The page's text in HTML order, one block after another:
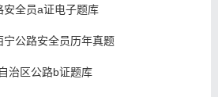
全员a证电子题库
公路安全员历年真题
治区公路b证题库